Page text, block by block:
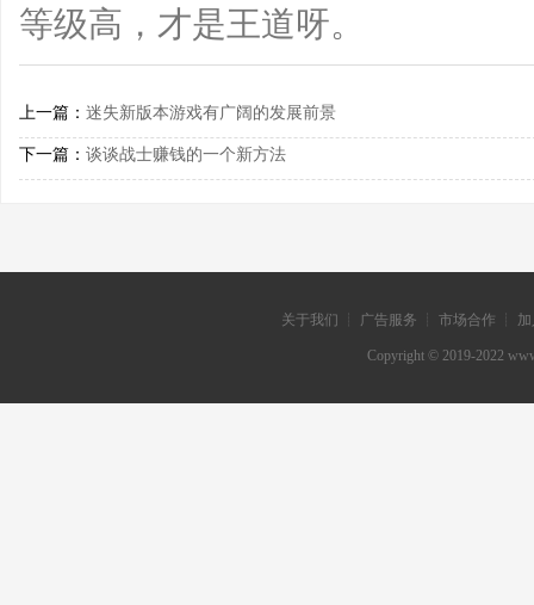
等级高，才是王道呀。
上一篇： 迷失新版本游戏有广阔的发展前景
下一篇： 谈谈战士赚钱的一个新方法
关于我们 ┊ 广告服务 ┊ 市场合作 ┊
Copyright © 2019-2022